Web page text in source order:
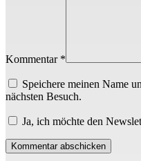
Kommentar *
Speichere meinen Name
nächsten Besuch.
Ja, ich möchte den